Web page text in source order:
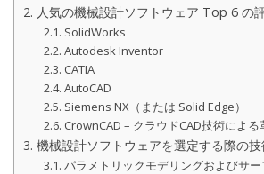
2. 人気の機械設計ソフトウェア Top 6 の
2.1. SolidWorks
2.2. Autodesk Inventor
2.3. CATIA
2.4. AutoCAD
2.5. Siemens NX（または Solid Edge）
2.6. CrownCAD – クラウドCAD技術による
3. 機械設計ソフトウェアを選定する際の
3.1. パラメトリックモデリングおよびサ